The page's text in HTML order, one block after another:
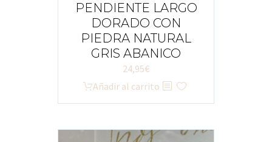
PENDIENTE LARGO
DORADO CON
PIEDRA NATURAL
GRIS ABANICO
24,95€
Añadir al carrito